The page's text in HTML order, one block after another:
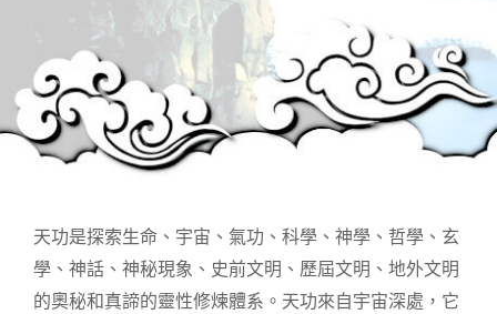
天功是探索生命、宇宙、氣功、科學、神學、哲學、玄
學、神話、神秘現象、史前文明、歷屆文明、地外文明
的奧秘和真諦的靈性修煉體系。天功來自宇宙深處，它